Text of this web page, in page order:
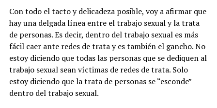
Con todo el tacto y delicadeza posible, voy a afirmar que
hay una delgada línea entre el trabajo sexual y la trata
de personas. Es decir, dentro del trabajo sexual es más
fácil caer ante redes de trata y es también el gancho. No
estoy diciendo que todas las personas que se dediquen al
trabajo sexual sean víctimas de redes de trata. Solo
estoy diciendo que la trata de personas se “esconde”
dentro del trabajo sexual.